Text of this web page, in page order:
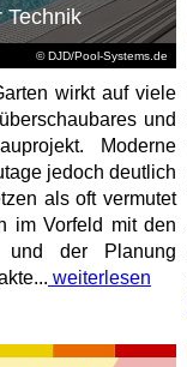
© DJD/Pool-Systems.de
Technik
wirkt auf viele
und
Moderne
jedoch deutlich
als oft vermutet
im Vorfeld mit den
und der Planung
weiterlesen